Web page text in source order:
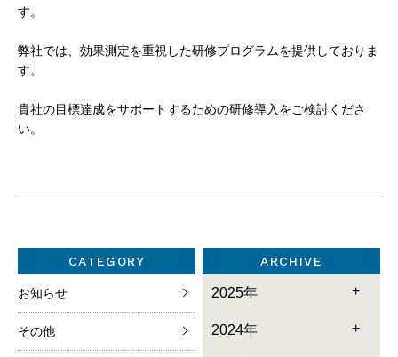
す。
弊社では、効果測定を重視した研修プログラムを提供しておりま
す。
貴社の目標達成をサポートするための研修導入をご検討くださ
い。
CATEGORY
お知らせ
その他
ARCHIVE
2025年
2024年